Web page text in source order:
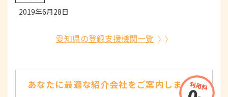
2019年6月28日
愛知県の登録支援機関一覧
あなたに最適な紹介会社をご案内します！